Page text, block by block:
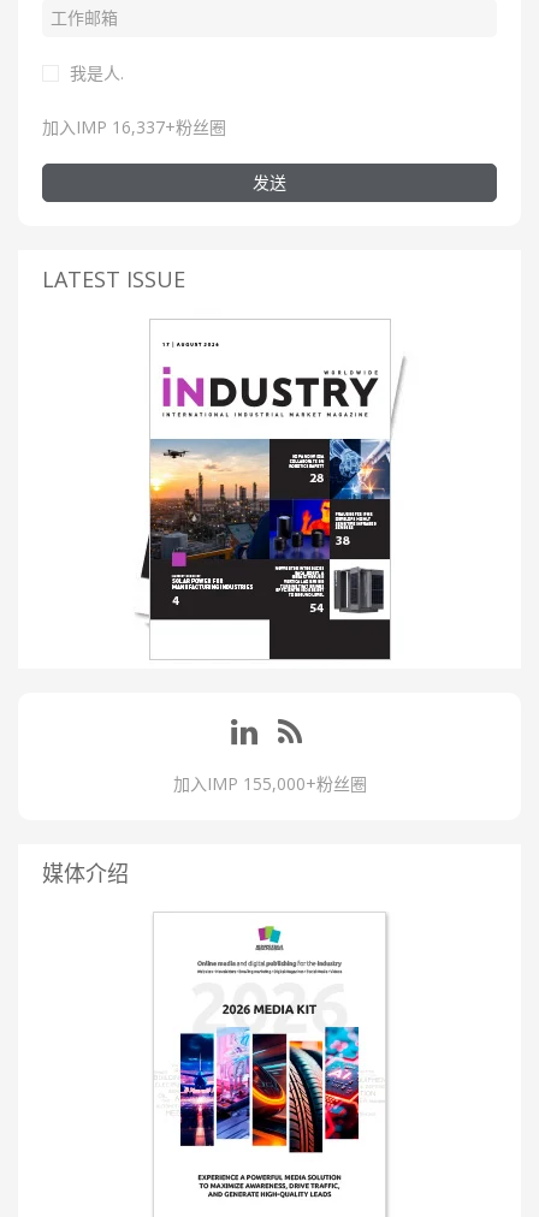
我是人.
加入IMP 16,337+粉丝圈
发送
LATEST ISSUE
加入IMP 155,000+粉丝圈
媒体介绍